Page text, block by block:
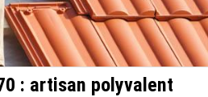
: artisan polyvalent